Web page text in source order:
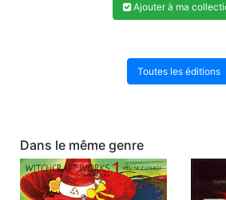
Ajouter à ma
Toutes les éditions
Dans le même genre